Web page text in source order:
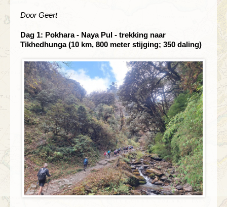
Door Geert
Dag 1: Pokhara - Naya Pul - trekking naar
Tikhedhunga (10 km, 800 meter stijging; 350 daling)